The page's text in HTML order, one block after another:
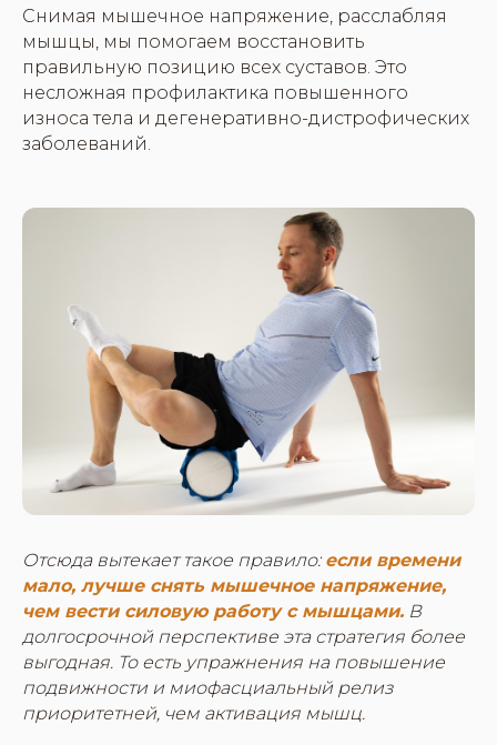
Снимая мышечное напряжение, расслабляя
мышцы, мы помогаем восстановить
правильную позицию всех суставов. Это
несложная профилактика повышенного
износа тела и дегенеративно-дистрофических
заболеваний.
Отсюда вытекает такое правило: если времени
мало, лучше снять мышечное напряжение,
чем вести силовую работу с мышцами. В
долгосрочной перспективе эта стратегия более
выгодная. То есть упражнения на повышение
подвижности и миофасциальный релиз
приоритетней, чем активация мышц.